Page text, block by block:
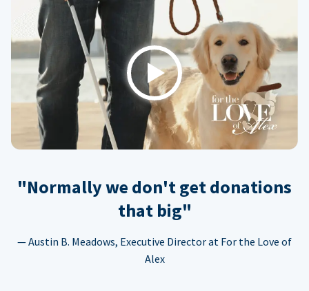
Play
"Normally we don't get donations
that big"
— Austin B. Meadows, Executive Director at For the Love of
Alex